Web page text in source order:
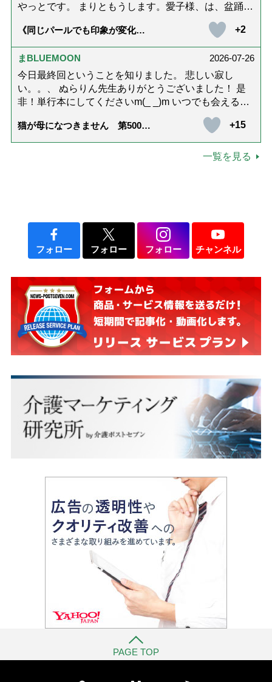
やっとです。 まりともうします。愛子様、は、盆踊り
《同じパールでも印象が変化》
ネックレス」上品＆涼しげに見
せる4つの法則
+2
まBLUEMOON
2026-07-26
今日最終回ということを知りました。 悲しい寂し
い。。、 ぬらりん先生ありがとうございました！ 是
非！単行本にしてくださいm(_ _)m いつでも会える様
猫が母になつきません 第500話
+15
一覧を見る
フォロー フォロー フォロー チャンネル
PAGE TOP